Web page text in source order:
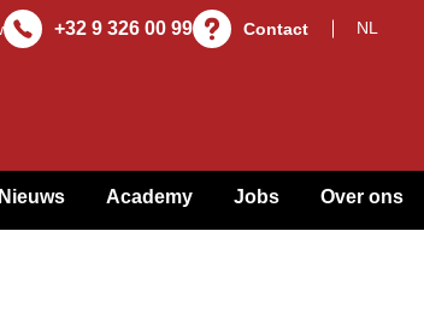
+32 9 326 00 99 Contact
Nieuws Academy Jobs Over ons